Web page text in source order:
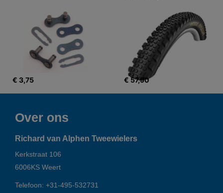
€ 3,75 € 57,90
Over ons
Richard van Alphen Tweewielers
Kerkstraat 106
6006KS Weert
Telefoon: +31-495-532731